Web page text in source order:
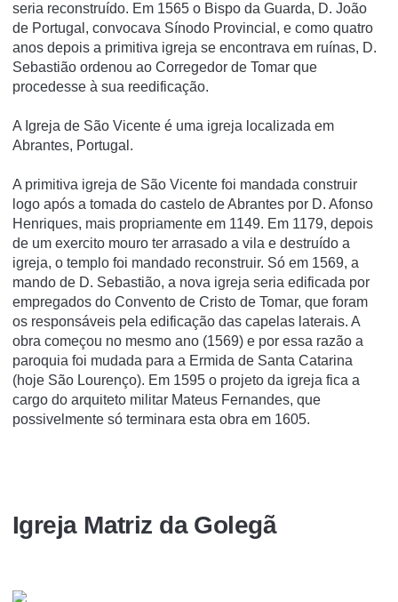
seria reconstruído. Em 1565 o Bispo da Guarda, D. João
de Portugal, convocava Sínodo Provincial, e como quatro
anos depois a primitiva igreja se encontrava em ruínas, D.
Sebastião ordenou ao Corregedor de Tomar que
procedesse à sua reedificação.
A Igreja de São Vicente é uma igreja localizada em
Abrantes, Portugal.
A primitiva igreja de São Vicente foi mandada construir
logo após a tomada do castelo de Abrantes por D. Afonso
Henriques, mais propriamente em 1149. Em 1179, depois
de um exercito mouro ter arrasado a vila e destruí­do a
igreja, o templo foi mandado reconstruir. Só em 1569, a
mando de D. Sebastião, a nova igreja seria edificada por
empregados do Convento de Cristo de Tomar, que foram
os responsáveis pela edificação das capelas laterais. A
obra começou no mesmo ano (1569) e por essa razão a
paroquia foi mudada para a Ermida de Santa Catarina
(hoje São Lourenço). Em 1595 o projeto da igreja fica a
cargo do arquiteto militar Mateus Fernandes, que
possivelmente só terminara esta obra em 1605.
Igreja Matriz da Golegã